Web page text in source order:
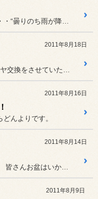
2011年8月18日
2011年8月16日
んよりです。
2011年8月14日
2011年8月9日